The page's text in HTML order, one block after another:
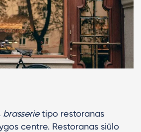
brasserietipo restoranas
centre. Restoranas siūlo